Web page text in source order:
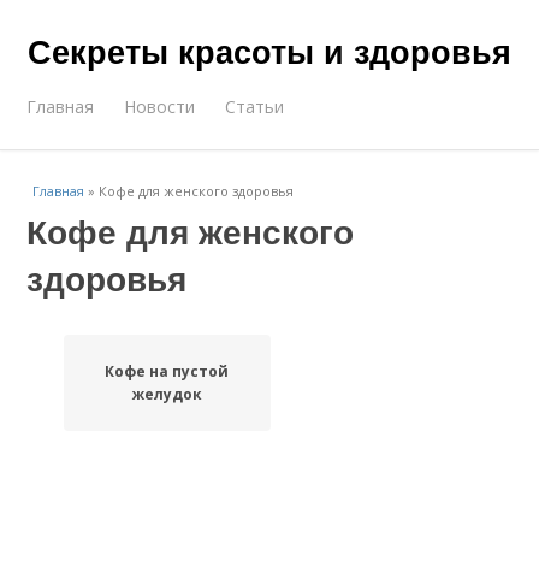
Секреты красоты и здоровья
Главная Новости Статьи
Главная » Кофе для женского здоровья
Кофе для женского
здоровья
Кофе на пустой
желудок